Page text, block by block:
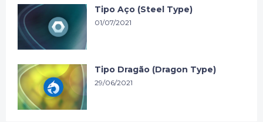
Tipo Aço (Steel Type)
01/07/2021
Tipo Dragão (Dragon Type)
29/06/2021